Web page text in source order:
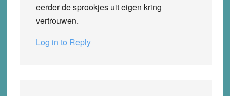
eerder de sprookjes uit eigen kring
vertrouwen.
Log in to Reply